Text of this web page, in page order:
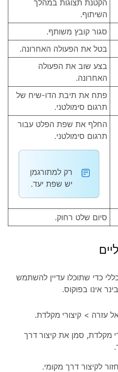
הקטנת תצוגות במהלך
השיתוף.
סגור קובץ משותף.
בטל את הפעולה האחרונה.
בצע שוב את הפעולה
האחרונה.
פתח את תיבת הדו-שיח של
תרגום סימולטני.
החלף את שפת הפלט עבור
תרגום סימולטני.
רק למתורגמן
יש שפת יעד.
סיום שלט רחוק.
כדי שתוכלו עדיין להשתמש
אינו בפוקוס.
עזרה > קיצורי מקלדת.
מקלדת, סמן את קיצור דרך
לקיצור דרך מקומי.